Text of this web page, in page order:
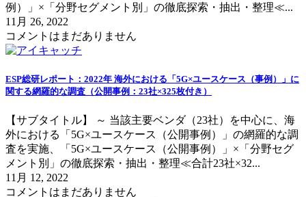
例）」×「分野セグメント別」の徹底探索・抽出・整理≪...
11月 26, 2022
コメントはまだありません
ESP総研レポート：2022年 海外における「5G×ユースケース（事例）」に
関する網羅的な調査（公開事例：23社×325枚付き）
【サブタイトル】 ～ 当該主要ベンダ（23社）を中心に、海
外における「5G×ユースケース（公開事例）」の網羅的な調
査を実施、「5G×ユースケース（公開事例）」×「分野セグ
メント別」の徹底探索・抽出・整理≪合計23社×32...
11月 12, 2022
コメントはまだありません